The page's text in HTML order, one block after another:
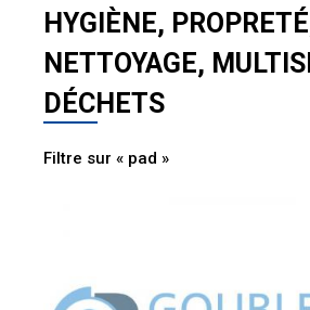
HYGIÈNE,
NETTOYAGE,
DÉCHETS
Filtre sur « pad »